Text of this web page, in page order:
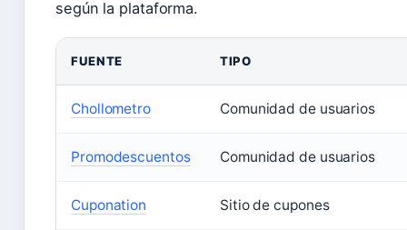
según la plataforma.
FUENTE TIPO
Chollometro Comunidad de usuarios
Promodescuentos Comunidad de usuarios
Cuponation Sitio de cupones